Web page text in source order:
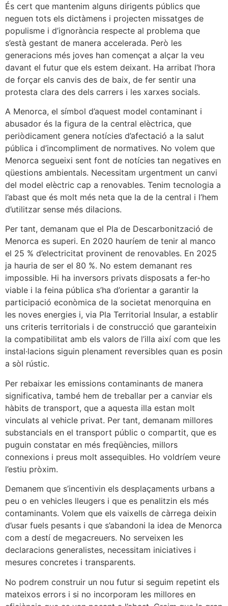
És cert que mantenim alguns dirigents públics que
neguen tots els dictàmens i projecten missatges de
populisme i d’ignorància respecte al problema que
s’està gestant de manera accelerada. Però les
generacions més joves han començat a alçar la veu
davant el futur que els estem deixant. Ha arribat l’hora
de forçar els canvis des de baix, de fer sentir una
protesta clara des dels carrers i les xarxes socials.
A Menorca, el símbol d’aquest model contaminant i
abusador és la figura de la central elèctrica, que
periòdicament genera notícies d’afectació a la salut
pública i d’incompliment de normatives. No volem que
Menorca segueixi sent font de notícies tan negatives en
qüestions ambientals. Necessitam urgentment un canvi
del model elèctric cap a renovables. Tenim tecnologia a
l’abast que és molt més neta que la de la central i l’hem
d’utilitzar sense més dilacions.
Per tant, demanam que el Pla de Descarbonització de
Menorca es superi. En 2020 hauríem de tenir al manco
el 25 % d’electricitat provinent de renovables. En 2025
ja hauria de ser el 80 %. No estem demanant res
impossible. Hi ha inversors privats disposats a fer-ho
viable i la feina pública s’ha d’orientar a garantir la
participació econòmica de la societat menorquina en
les noves energies i, via Pla Territorial Insular, a establir
uns criteris territorials i de construcció que garanteixin
la compatibilitat amb els valors de l’illa així com que les
instal·lacions siguin plenament reversibles quan es posin
a sòl rústic.
Per rebaixar les emissions contaminants de manera
significativa, també hem de treballar per a canviar els
hàbits de transport, que a aquesta illa estan molt
vinculats al vehicle privat. Per tant, demanam millores
substancials en el transport públic o compartit, que es
puguin constatar en més freqüències, millors
connexions i preus molt assequibles. Ho voldríem veure
l’estiu pròxim.
Demanem que s’incentivin els desplaçaments urbans a
peu o en vehicles lleugers i que es penalitzin els més
contaminants. Volem que els vaixells de càrrega deixin
d’usar fuels pesants i que s’abandoni la idea de Menorca
com a destí de megacreuers. No serveixen les
declaracions generalistes, necessitam iniciatives i
mesures concretes i transparents.
No podrem construir un nou futur si seguim repetint els
mateixos errors i si no incorporam les millores en